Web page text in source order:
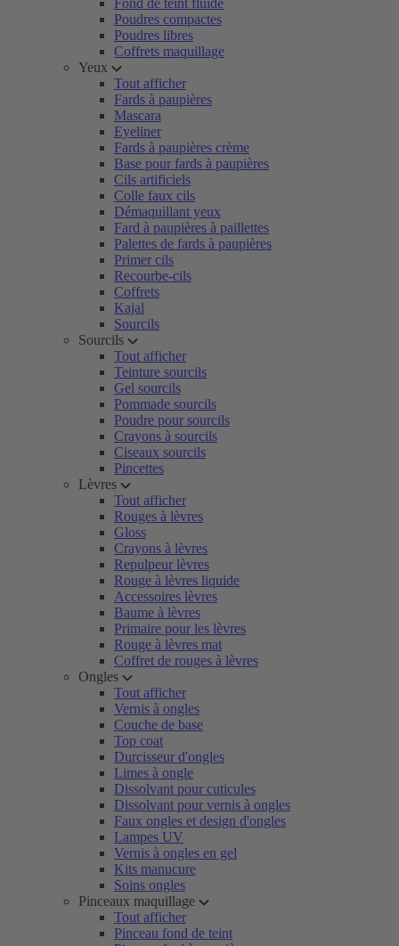
Fond de teint fluide
Poudres compactes
Poudres libres
Coffrets maquillage
Yeux
Tout afficher
Fards à paupières
Mascara
Eyeliner
Fards à paupières crème
Base pour fards à paupières
Cils artificiels
Colle faux cils
Démaquillant yeux
Fard à paupières à paillettes
Palettes de fards à paupières
Primer cils
Recourbe-cils
Coffrets
Kajal
Sourcils
Sourcils
Tout afficher
Teinture sourcils
Gel sourcils
Pommade sourcils
Poudre pour sourcils
Crayons à sourcils
Ciseaux sourcils
Pincettes
Lèvres
Tout afficher
Rouges à lèvres
Gloss
Crayons à lèvres
Repulpeur lèvres
Rouge à lèvres liquide
Accessoires lèvres
Baume à lèvres
Primaire pour les lèvres
Rouge à lèvres mat
Coffret de rouges à lèvres
Ongles
Tout afficher
Vernis à ongles
Couche de base
Top coat
Durcisseur d'ongles
Limes à ongle
Dissolvant pour cuticules
Dissolvant pour vernis à ongles
Faux ongles et design d'ongles
Lampes UV
Vernis à ongles en gel
Kits manucure
Soins ongles
Pinceaux maquillage
Tout afficher
Pinceau fond de teint